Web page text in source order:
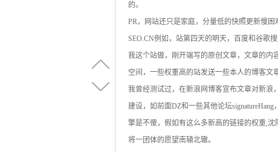
的。
PR，网站还只是家庭，分量低的快照更新慢
SEO.CN例如，站第四天的明天，百度和谷歌搜
我这个站做，刚开端写的原创文章，文章的内
空间，一些权重高的站发送一些本人的博客文
我曾经测试过，在新浪网博客宣布文章对新浪
建设，如前面DZ和一些其他论坛
擎是不傻，假如有这么多新高的链接的权重,
将一团体的愿望南辕北辙。